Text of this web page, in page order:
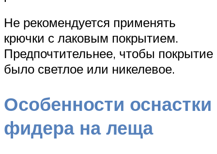
Не рекомендуется применять
крючки с лаковым покрытием.
Предпочтительнее, чтобы покрытие
было светлое или никелевое.
Особенности оснастки
фидера на леща